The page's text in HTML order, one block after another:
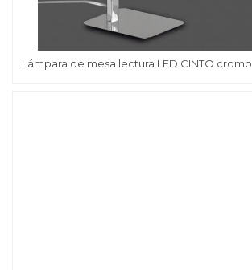
Lámpara de mesa lectura LED CINTO cromo